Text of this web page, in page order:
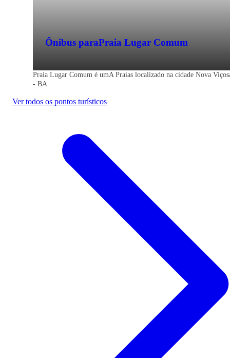
Ônibus paraPraia Lugar Comum
Praia Lugar Comum é umA Praias localizado na cidade Nova
- BA.
Ver todos os pontos turísticos